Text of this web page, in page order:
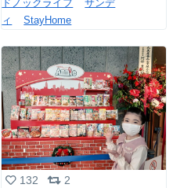
ドノックライフ
サンデ
ィ
StayHome
132
2